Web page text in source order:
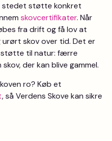
stedet støtte konkret
skovcertifikater. Når
fra drift og få lov at
urørt skov over tid. Det er
til natur: færre
der kan blive gammel.
ro? Køb et
, så Verdens Skove kan sikre